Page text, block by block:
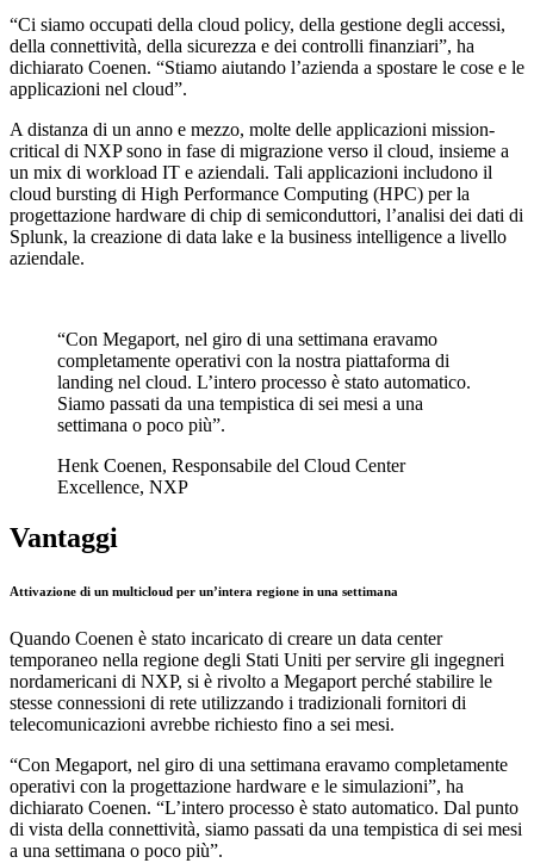
“Ci siamo occupati della cloud policy, della gestione degli accessi,
della connettività, della sicurezza e dei controlli finanziari”, ha
dichiarato Coenen. “Stiamo aiutando l’azienda a spostare le cose e le
applicazioni nel cloud”.
A distanza di un anno e mezzo, molte delle applicazioni mission-
critical di NXP sono in fase di migrazione verso il cloud, insieme a
un mix di workload IT e aziendali. Tali applicazioni includono il
cloud bursting di High Performance Computing (HPC) per la
progettazione hardware di chip di semiconduttori, l’analisi dei dati di
Splunk, la creazione di data lake e la business intelligence a livello
aziendale.
“Con Megaport, nel giro di una settimana eravamo
completamente operativi con la nostra piattaforma di
landing nel cloud. L’intero processo è stato automatico.
Siamo passati da una tempistica di sei mesi a una
settimana o poco più”.
Henk Coenen, Responsabile del Cloud Center
Excellence, NXP
Vantaggi
Attivazione di un multicloud per un’intera regione in una settimana
Quando Coenen è stato incaricato di creare un data center
temporaneo nella regione degli Stati Uniti per servire gli ingegneri
nordamericani di NXP, si è rivolto a Megaport perché stabilire le
stesse connessioni di rete utilizzando i tradizionali fornitori di
telecomunicazioni avrebbe richiesto fino a sei mesi.
“Con Megaport, nel giro di una settimana eravamo completamente
operativi con la progettazione hardware e le simulazioni”, ha
dichiarato Coenen. “L’intero processo è stato automatico. Dal punto
di vista della connettività, siamo passati da una tempistica di sei mesi
a una settimana o poco più”.